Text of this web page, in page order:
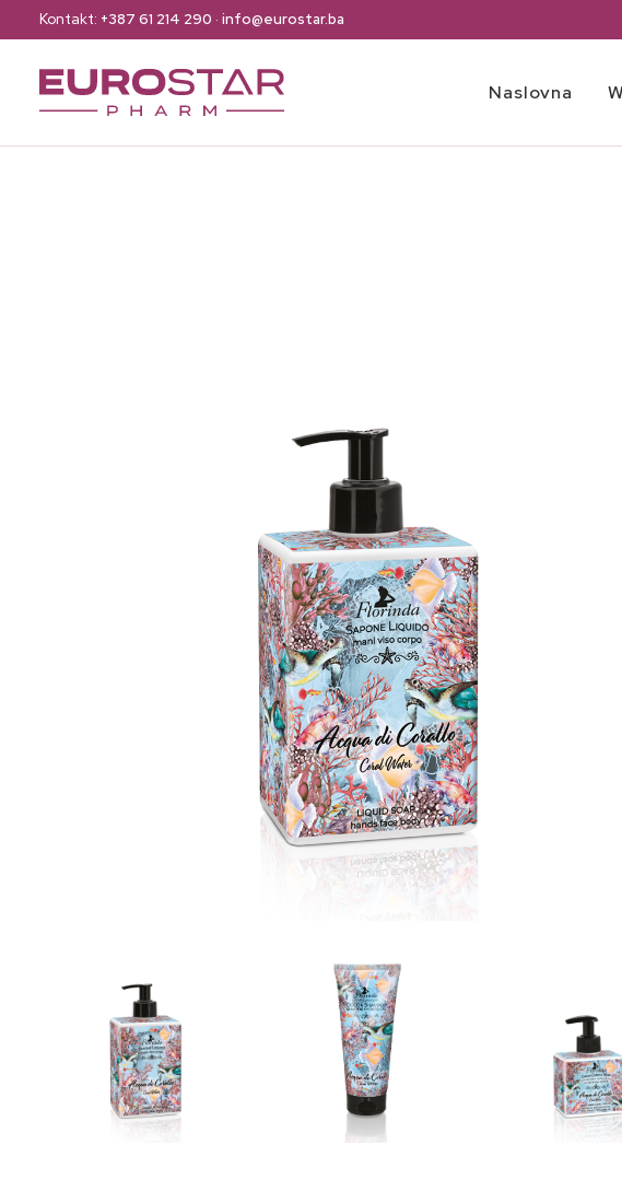
Kontakt: +387 61 214 290 · info@eurostar.ba
Naslovna